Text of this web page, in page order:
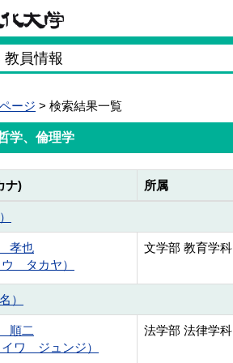
教員情報
ージ > 検索結果一覧
学、倫理学
ナ) 所属
孝也
ウ タカヤ）
文学部 教育学科
）
順二
イワ ジュンジ）
法学部 法律学科